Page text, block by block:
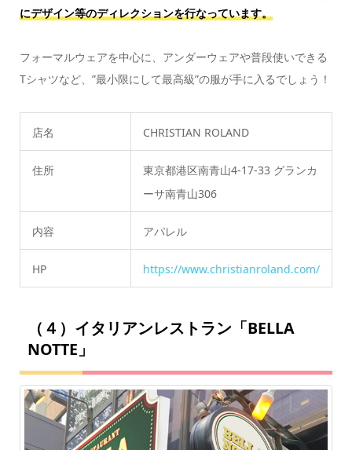
にデザイン等のディレクションを行なっています。
フォーマルウェアを中心に、アンダーウェアや普段使いできる
Tシャツなど、”最小限にして最高級”の服が手に入るでしょう！
店名 CHRISTIAN ROLAND
住所
東京都港区南青山4-17-33 グランカ
ーサ南青山306
内容 アパレル
HP https://www.christianroland.com/
（４）イタリアンレストラン「BELLA
NOTTE」